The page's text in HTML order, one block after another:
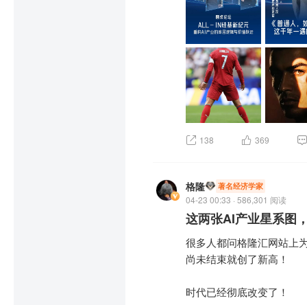
过去数百年的人类经济
投资之道，取势为先，明
真正的投资大道至简，就
你不必亲自下场造轮子，
离开了时代，你什么也不
March or Die，要么与时
最好的回应。
人投资家中对AI认知最深
138 369
格隆 著名经济学家
04-23 00:33 · 586,301 阅读
这两张AI产业星系图
很多人都问格隆汇网站上
尚未结束就创了新高！
时代已经彻底改变了！